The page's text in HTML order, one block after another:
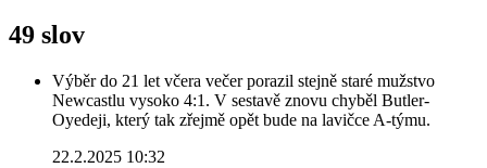
49 slov
Výběr do 21 let včera večer porazil stejně staré mužstvo
Newcastlu vysoko 4:1. V sestavě znovu chyběl Butler-
Oyedeji, který tak zřejmě opět bude na lavičce A-týmu.
22.2.2025 10:32